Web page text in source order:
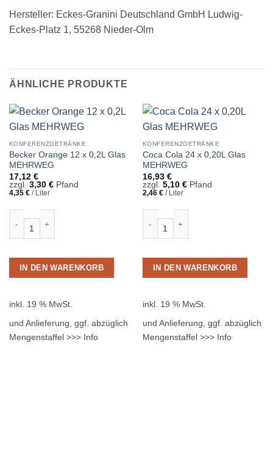
Hersteller: Eckes-Granini Deutschland GmbH Ludwig-
Eckes-Platz 1, 55268 Nieder-Olm
ÄHNLICHE PRODUKTE
KONFERENZGETRÄNKE
Becker Orange 12 x 0,2L Glas
MEHRWEG
17,12 €
zzgl. 3,30 €Pfand
4,35 €/ Liter
IN DEN WARENKORB
inkl. 19 % MwSt.
und Anlieferung, ggf. abzüglich
Mengenstaffel >>> Info
KONFERENZGETRÄNKE
Coca Cola 24 x 0,20L Glas
MEHRWEG
16,93 €
zzgl. 5,10 €Pfand
2,46 €/ Liter
IN DEN WARENKORB
inkl. 19 % MwSt.
und Anlieferung, ggf. abzüglich
Mengenstaffel >>> Info